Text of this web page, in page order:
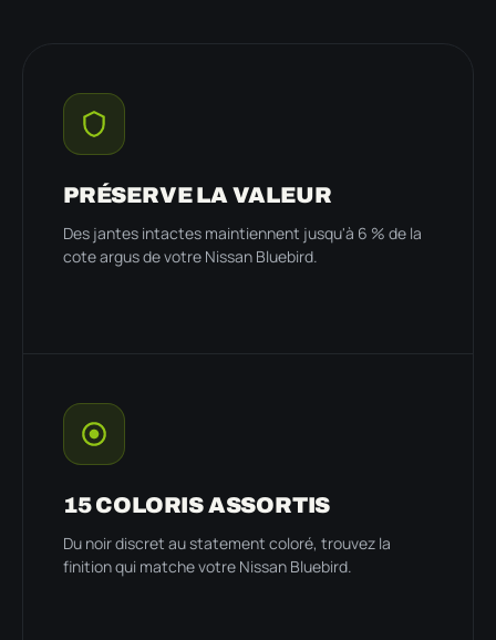
PRÉSERVE LA VALEUR
Des jantes intactes maintiennent jusqu'à 6 % de la
cote argus de votre Nissan Bluebird.
15 COLORIS ASSORTIS
Du noir discret au statement coloré, trouvez la
finition qui matche votre Nissan Bluebird.